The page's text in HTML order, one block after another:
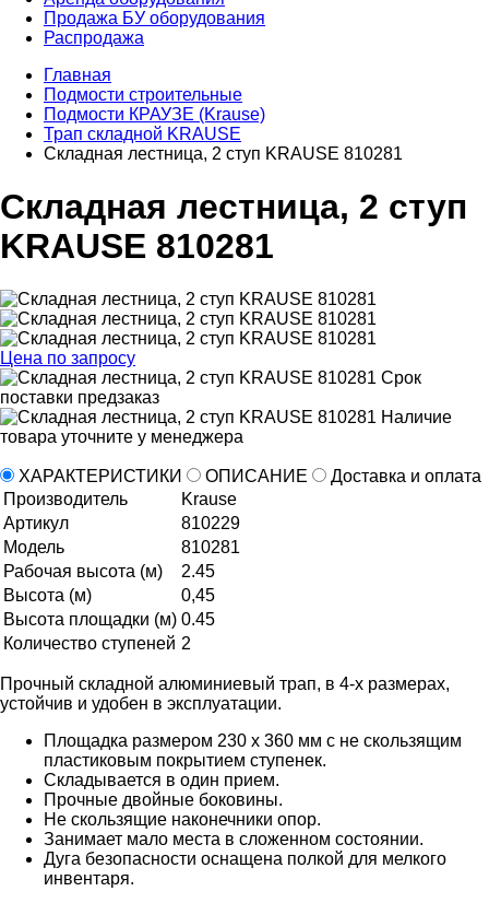
Продажа БУ оборудования
Распродажа
Главная
Подмости строительные
Подмости КРАУЗЕ (Krause)
Трап складной KRAUSE
Складная лестница, 2 ступ KRAUSE 810281
Складная лестница, 2 ступ
KRAUSE 810281
Цена по запросу
Срок
поставки предзаказ
Наличие
товара уточните у менеджера
ХАРАКТЕРИСТИКИ ОПИСАНИЕ
Доставка и оплата
Производитель
Krause
Артикул
810229
Модель
810281
Рабочая высота (м)
2.45
Высота (м)
0,45
Высота площадки (м) 0.45
Количество ступеней 2
Прочный складной алюминиевый трап, в 4-х размерах,
устойчив и удобен в эксплуатации.
Площадка размером 230 x 360 мм с не скользящим
пластиковым покрытием ступенек.
Складывается в один прием.
Прочные двойные боковины.
Не скользящие наконечники опор.
Занимает мало места в сложенном состоянии.
Дуга безопасности оснащена полкой для мелкого
инвентаря.